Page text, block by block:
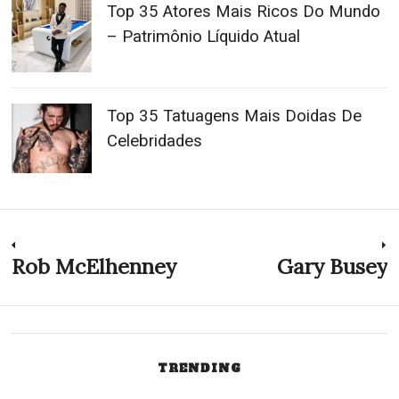
Top 35 Atores Mais Ricos Do Mundo
– Patrimônio Líquido Atual
Top 35 Tatuagens Mais Doidas De
Celebridades
Navegação
de
Previous
Rob McElhenney Gary Busey
TRENDING